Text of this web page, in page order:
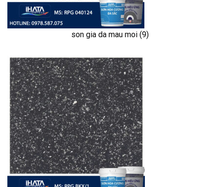
son gia da mau moi (9)